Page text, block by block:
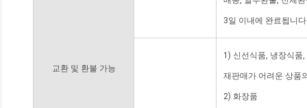
교환 및 환불 가능
3일 이내에 완료됩니
1) 신선식품, 냉장식품
재판매가 어려운 상품
2) 화장품